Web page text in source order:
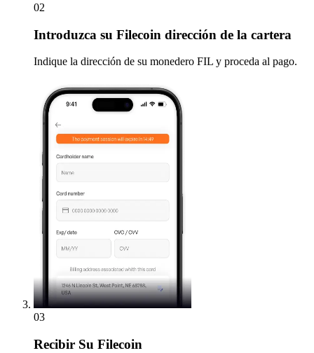
02
Introduzca su Filecoin dirección de la cartera
Indique la dirección de su monedero FIL y proceda al pago.
03
Recibir Su Filecoin